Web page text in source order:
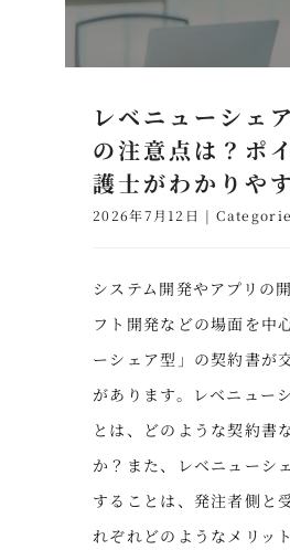
レベニューシェ
の注意点は？ポ
護士がわかりや
2026年7月12日 |
システム開発やアプリの
フト開発などの場面を中
ーシェア型」の契約書が
があります。レベニュー
とは、どのような契約書
か？また、レベニューシ
することは、発注者側と
れぞれどのようなメリッ